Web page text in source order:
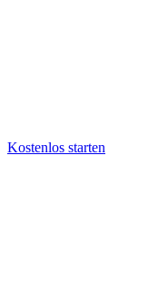
Kostenlos starten